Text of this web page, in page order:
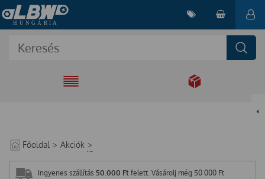
EGYÜTT A
Főoldal > Akciók >
Ingyenes szállítás 50.000 Ft felett. Vásárolj még 50 000 Ft